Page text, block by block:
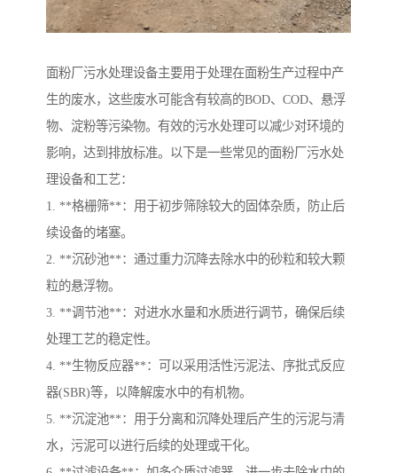
面粉厂污水处理设备主要用于处理在面粉生产过程中产
生的废水，这些废水可能含有较高的BOD、COD、悬浮
物、淀粉等污染物。有效的污水处理可以减少对环境的
影响，达到排放标准。以下是一些常见的面粉厂污水处
理设备和工艺：
1. **格栅筛**：用于初步筛除较大的固体杂质，防止后
续设备的堵塞。
2. **沉砂池**：通过重力沉降去除水中的砂粒和较大颗
粒的悬浮物。
3. **调节池**：对进水水量和水质进行调节，确保后续
处理工艺的稳定性。
4. **生物反应器**：可以采用活性污泥法、序批式反应
器(SBR)等，以降解废水中的有机物。
5. **沉淀池**：用于分离和沉降处理后产生的污泥与清
水，污泥可以进行后续的处理或干化。